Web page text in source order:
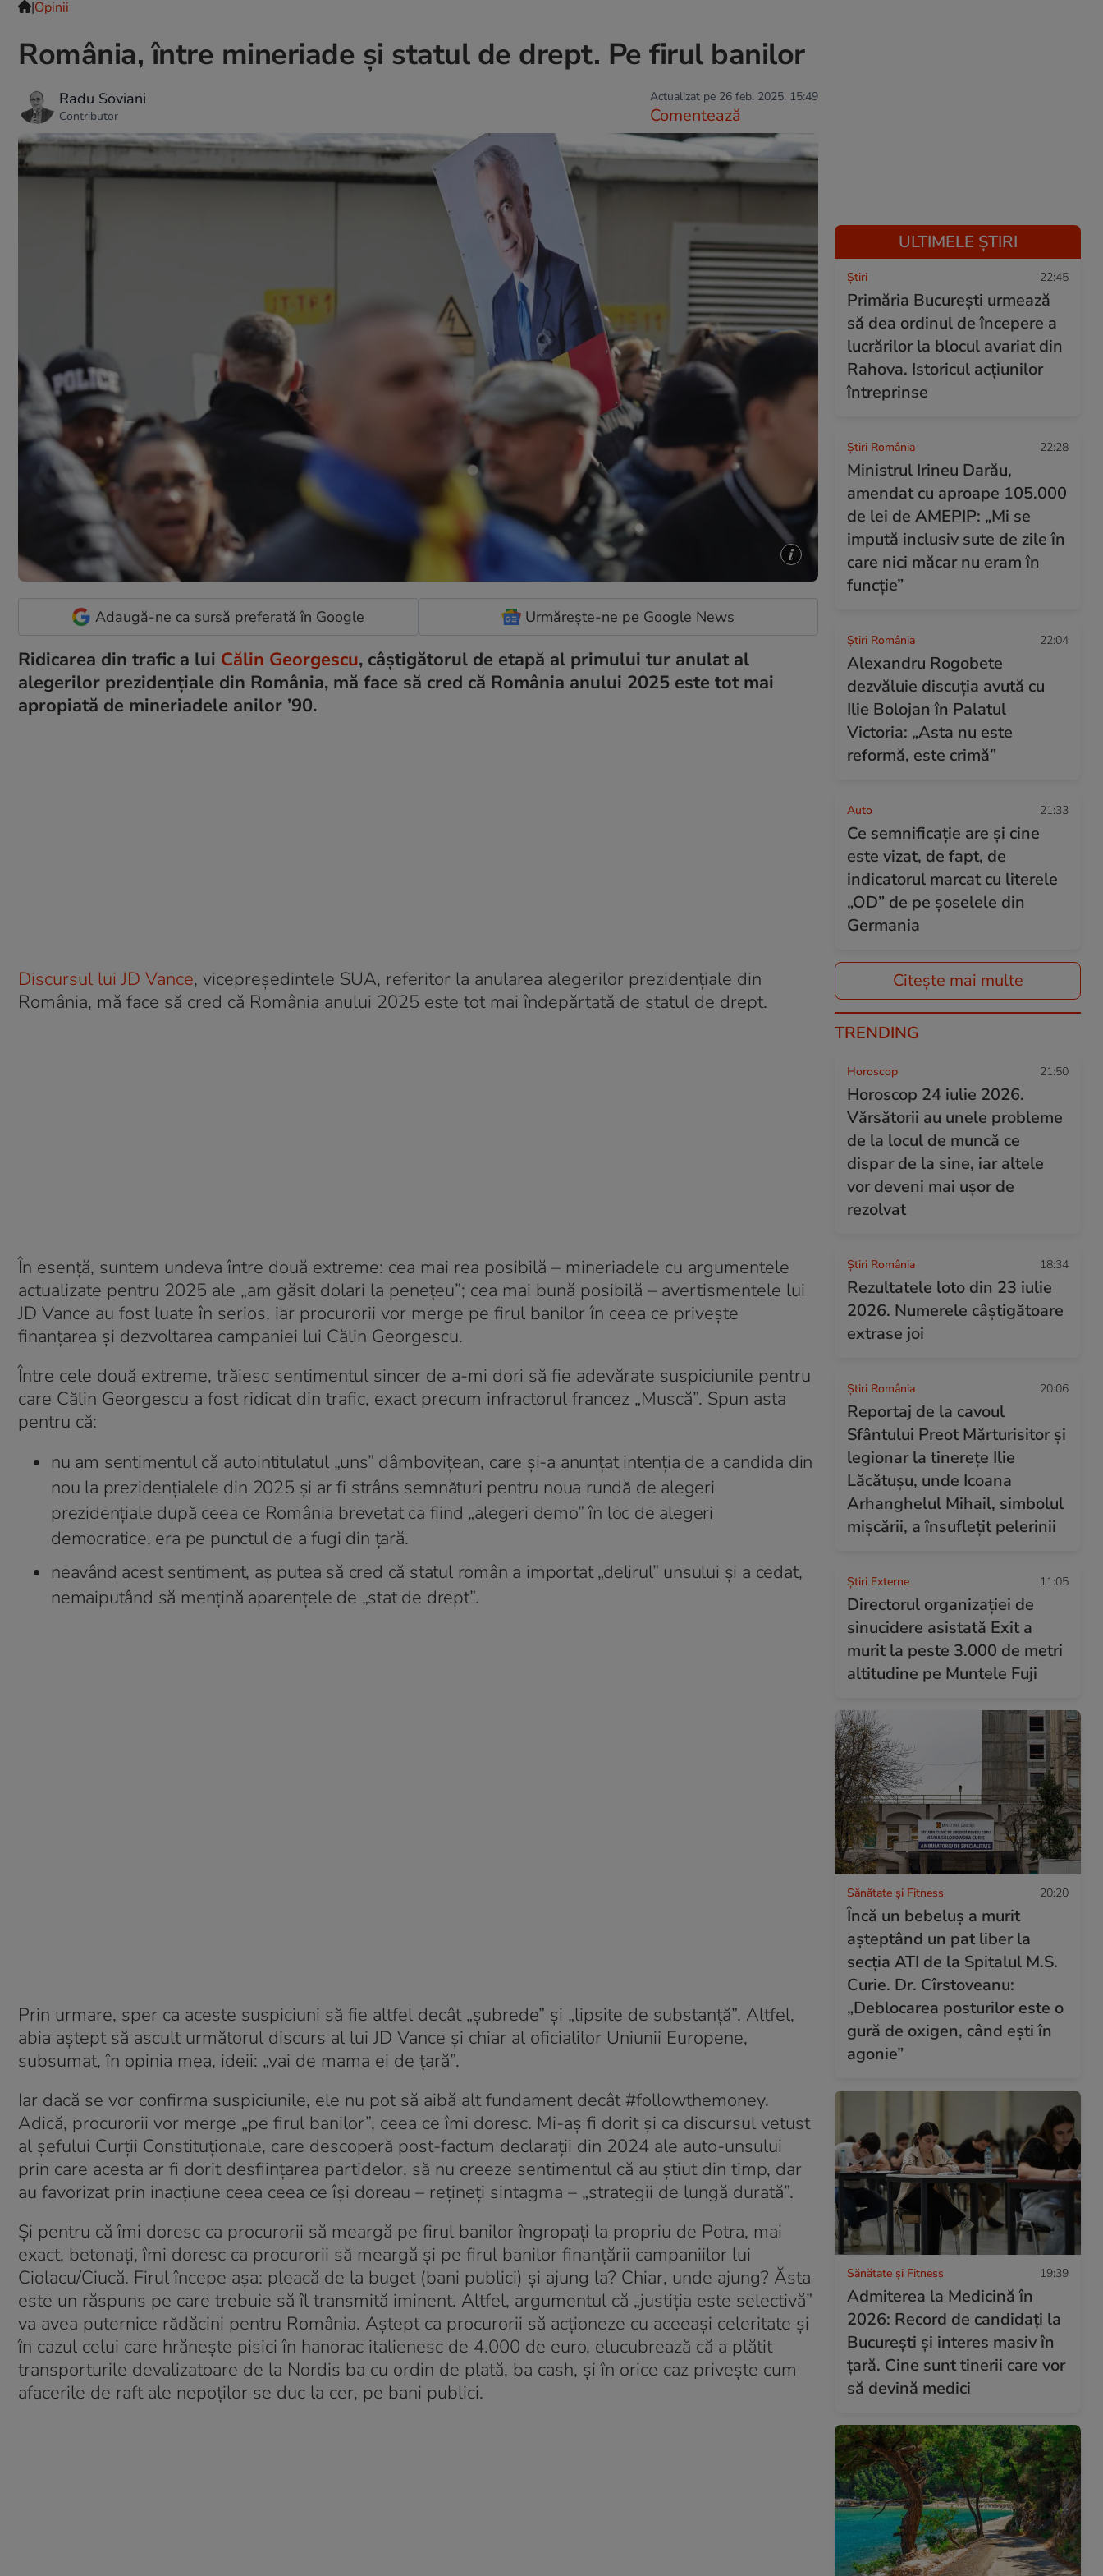
|Opinii
România, între mineriade și statul de drept. Pe firul banilor
Radu Soviani
Contributor
Actualizat pe 26 feb. 2025, 15:49
Comentează
Adaugă-ne ca sursă preferată în Google Urmărește-ne pe Google News
Ridicarea din trafic a lui Călin Georgescu, câștigătorul de etapă al primului tur anulat al
alegerilor prezidențiale din România, mă face să cred că România anului 2025 este tot mai
apropiată de mineriadele anilor ’90.
Discursul lui JD Vance, vicepreședintele SUA, referitor la anularea alegerilor prezidențiale din
România, mă face să cred că România anului 2025 este tot mai îndepărtată de statul de drept.
În esență, suntem undeva între două extreme: cea mai rea posibilă – mineriadele cu argumentele
actualizate pentru 2025 ale „am găsit dolari la penețeu”; cea mai bună posibilă – avertismentele lui
JD Vance au fost luate în serios, iar procurorii vor merge pe firul banilor în ceea ce privește
finanțarea și dezvoltarea campaniei lui Călin Georgescu.
Între cele două extreme, trăiesc sentimentul sincer de a-mi dori să fie adevărate suspiciunile pentru
care Călin Georgescu a fost ridicat din trafic, exact precum infractorul francez „Muscă”. Spun asta
pentru că:
nu am sentimentul că autointitulatul „uns” dâmbovițean, care și-a anunțat intenția de a candida din
nou la prezidențialele din 2025 și ar fi strâns semnături pentru noua rundă de alegeri
prezidențiale după ceea ce România brevetat ca fiind „alegeri demo” în loc de alegeri
democratice, era pe punctul de a fugi din țară.
neavând acest sentiment, aș putea să cred că statul român a importat „delirul” unsului și a cedat,
nemaiputând să mențină aparențele de „stat de drept”.
Prin urmare, sper ca aceste suspiciuni să fie altfel decât „șubrede” și „lipsite de substanță”. Altfel,
abia aștept să ascult următorul discurs al lui JD Vance și chiar al oficialilor Uniunii Europene,
subsumat, în opinia mea, ideii: „vai de mama ei de țară”.
Iar dacă se vor confirma suspiciunile, ele nu pot să aibă alt fundament decât #followthemoney.
Adică, procurorii vor merge „pe firul banilor”, ceea ce îmi doresc. Mi-aș fi dorit și ca discursul vetust
al șefului Curții Constituționale, care descoperă post-factum declarații din 2024 ale auto-unsului
prin care acesta ar fi dorit desființarea partidelor, să nu creeze sentimentul că au știut din timp, dar
au favorizat prin inacțiune ceea ceea ce își doreau – rețineți sintagma – „strategii de lungă durată”.
Și pentru că îmi doresc ca procurorii să meargă pe firul banilor îngropați la propriu de Potra, mai
exact, betonați, îmi doresc ca procurorii să meargă și pe firul banilor finanțării campaniilor lui
Ciolacu/Ciucă. Firul începe așa: pleacă de la buget (bani publici) și ajung la? Chiar, unde ajung? Ăsta
este un răspuns pe care trebuie să îl transmită iminent. Altfel, argumentul că „justiția este selectivă”
va avea puternice rădăcini pentru România. Aștept ca procurorii să acționeze cu aceeași celeritate și
în cazul celui care hrănește pisici în hanorac italienesc de 4.000 de euro, elucubrează că a plătit
transporturile devalizatoare de la Nordis ba cu ordin de plată, ba cash, și în orice caz privește cum
afacerile de raft ale nepoților se duc la cer, pe bani publici.
ULTIMELE ȘTIRI
Ştiri 22:45
Primăria București urmează
să dea ordinul de începere a
lucrărilor la blocul avariat din
Rahova. Istoricul acțiunilor
întreprinse
Știri România 22:28
Ministrul Irineu Darău,
amendat cu aproape 105.000
de lei de AMEPIP: „Mi se
impută inclusiv sute de zile în
care nici măcar nu eram în
funcție”
Știri România 22:04
Alexandru Rogobete
dezvăluie discuția avută cu
Ilie Bolojan în Palatul
Victoria: „Asta nu este
reformă, este crimă”
Auto 21:33
Ce semnificație are și cine
este vizat, de fapt, de
indicatorul marcat cu literele
„OD” de pe șoselele din
Germania
Citește mai multe
TRENDING
Horoscop 21:50
Horoscop 24 iulie 2026.
Vărsătorii au unele probleme
de la locul de muncă ce
dispar de la sine, iar altele
vor deveni mai ușor de
rezolvat
Știri România 18:34
Rezultatele loto din 23 iulie
2026. Numerele câștigătoare
extrase joi
Știri România 20:06
Reportaj de la cavoul
Sfântului Preot Mărturisitor și
legionar la tinerețe Ilie
Lăcătușu, unde Icoana
Arhanghelul Mihail, simbolul
mișcării, a însuflețit pelerinii
Știri Externe 11:05
Directorul organizației de
sinucidere asistată Exit a
murit la peste 3.000 de metri
altitudine pe Muntele Fuji
Sănătate și Fitness 20:20
Încă un bebeluș a murit
așteptând un pat liber la
secția ATI de la Spitalul M.S.
Curie. Dr. Cîrstoveanu:
„Deblocarea posturilor este o
gură de oxigen, când ești în
agonie”
Sănătate și Fitness 19:39
Admiterea la Medicină în
2026: Record de candidați la
București și interes masiv în
țară. Cine sunt tinerii care vor
să devină medici